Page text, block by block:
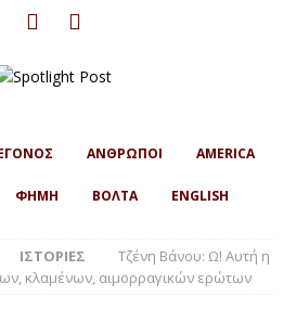
ΑΝΘΡΩΠΟΙ AMERICA
ΦΗΜΗ ΒΟΛΤΑ ENGLISH
ΙΣΤΟΡΙΕΣ
Τζένη Βάνου: Ω! Αυτή η
κλαμένων, αιμορραγικών ερώτων